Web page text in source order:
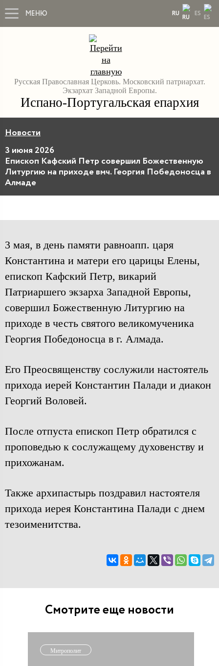
МЕНЮ RU ES
Русская Православная Церковь. Московский патриархат.
Экзархат Западной Европы.
Испано-Португальская епархия
Новости
3 июня 2026
Епископ Кафский Петр совершил Божественную
Литургию на приходе вмч. Георгия Победоносца в
Алмаде
3 мая, в день памяти равноапп. царя
Константина и матери его царицы Елены,
епископ Кафский Петр, викарий
Патриаршего экзарха Западной Европы,
совершил Божественную Литургию на
приходе в честь святого великомученика
Георгия Победоносца в г. Алмада.
Его Преосвященству сослужили настоятель
прихода иерей Константин Палади и диакон
Георгий Воловей.
После отпуста епископ Петр обратился с
проповедью к сослужащему духовенству и
прихожанам.
Также архипастырь поздравил настоятеля
прихода иерея Константина Палади с днем
тезоименитства.
Смотрите еще новости
Митрополит